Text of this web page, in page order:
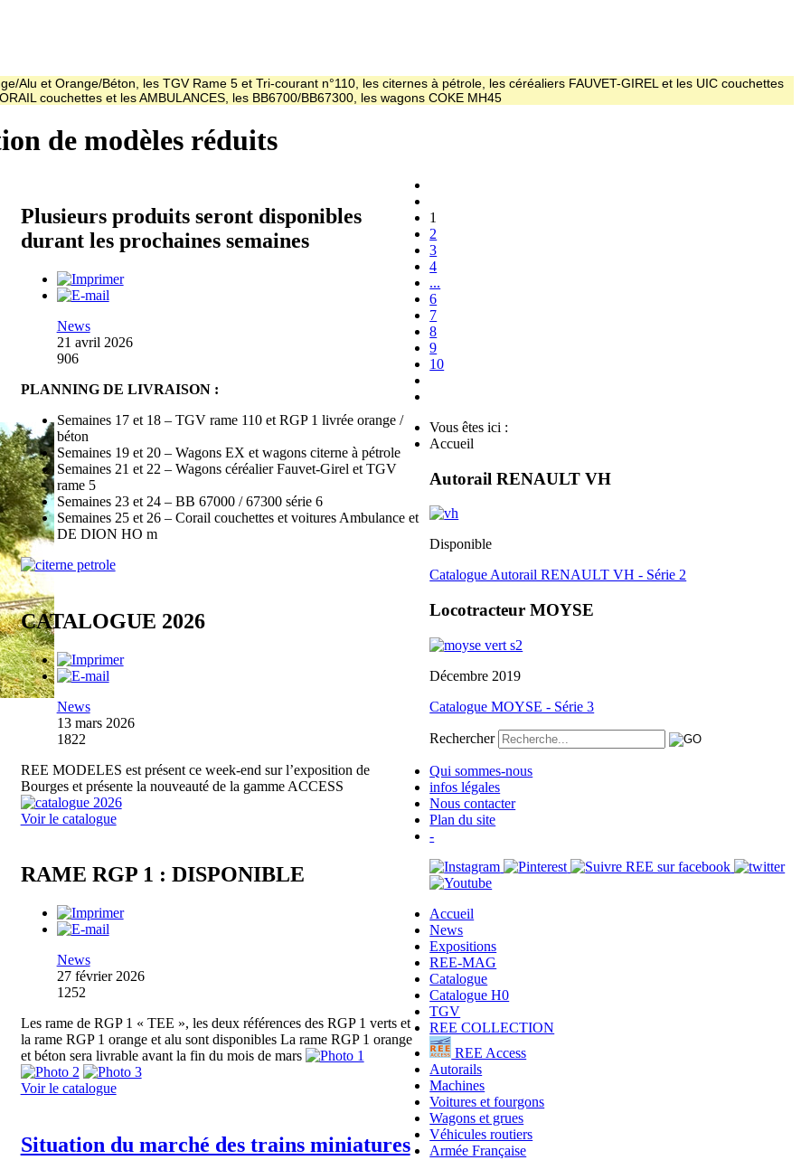
Alu et Orange/Béton, les TGV Rame 5 et Tri-courant n°110, les citernes à pétrole, les céréaliers FAUVET-GIREL et les UIC couchettes
couchettes et les AMBULANCES, les BB6700/BB67300, les wagons COKE MH45
de modèles réduits
Plusieurs produits seront disponibles
durant les prochaines semaines
News
21 avril 2026
906
PLANNING DE LIVRAISON :
Semaines 17 et 18 – TGV rame 110 et RGP 1 livrée orange /
béton
Semaines 19 et 20 – Wagons EX et wagons citerne à pétrole
Semaines 21 et 22 – Wagons céréalier Fauvet-Girel et TGV
rame 5
Semaines 23 et 24 – BB 67000 / 67300 série 6
Semaines 25 et 26 – Corail couchettes et voitures Ambulance et
DE DION HO m
CATALOGUE 2026
News
13 mars 2026
1822
REE MODELES est présent ce week-end sur l’exposition de
Bourges et présente la nouveauté de la gamme ACCESS
Voir le catalogue
RAME RGP 1 : DISPONIBLE
News
27 février 2026
1252
Les rame de RGP 1 « TEE », les deux références des RGP 1 verts et
la rame RGP 1 orange et alu sont disponibles La rame RGP 1 orange
et béton sera livrable avant la fin du mois de mars
Voir le catalogue
Situation du marché des trains miniatures
1
2
3
4
...
6
7
8
9
10
Vous êtes ici :
Accueil
Autorail RENAULT VH
Disponible
Catalogue Autorail RENAULT VH - Série 2
Locotracteur MOYSE
Décembre 2019
Catalogue MOYSE - Série 3
Rechercher
Qui sommes-nous
infos légales
Nous contacter
Plan du site
-
Accueil
News
Expositions
REE-MAG
Catalogue
Catalogue H0
TGV
REE COLLECTION
REE Access
Autorails
Machines
Voitures et fourgons
Wagons et grues
Véhicules routiers
Armée Française